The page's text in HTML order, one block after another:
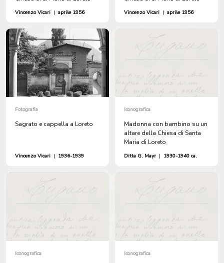
Vincenzo Vicari | aprile 1956 Vincenzo Vicari | aprile 1956
Fotografia
Sagrato e cappella a Loreto
Vincenzo Vicari | 1936-1939
Iconografica
Madonna con bambino su un
altare della Chiesa di Santa
Maria di Loreto
Ditta G. Mayr | 1930-1940 ca.
Iconografica Iconografica